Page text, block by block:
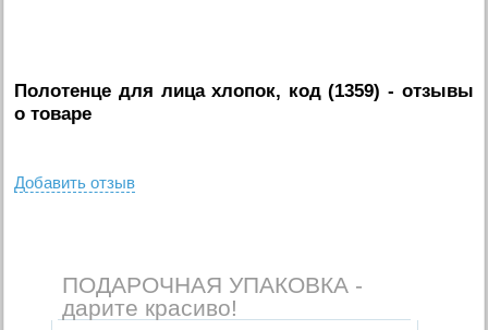
Полотенце для лица хлопок, код (1359) - отзывы
о товаре
Добавить отзыв
ПОДАРОЧНАЯ УПАКОВКА -
дарите красиво!